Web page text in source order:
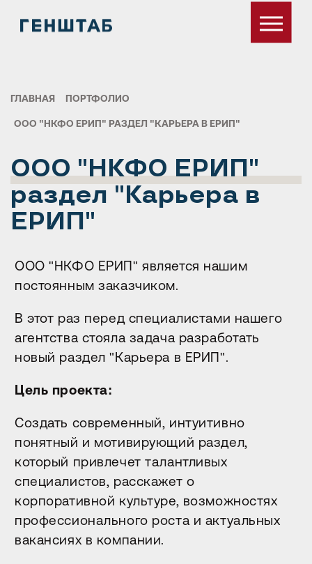
ГЛАВНАЯ ПОРТФОЛИО
ООО "НКФО ЕРИП" РАЗДЕЛ "КАРЬЕРА В ЕРИП"
ООО "НКФО ЕРИП"
раздел "Карьера в
ЕРИП"
ООО "НКФО ЕРИП" является нашим
постоянным заказчиком.
В этот раз перед специалистами нашего
агентства стояла задача разработать
новый раздел "Карьера в ЕРИП".
Цель проекта:
Создать современный, интуитивно
понятный и мотивирующий раздел,
который привлечет талантливых
специалистов, расскажет о
корпоративной культуре, возможностях
профессионального роста и актуальных
вакансиях в компании.